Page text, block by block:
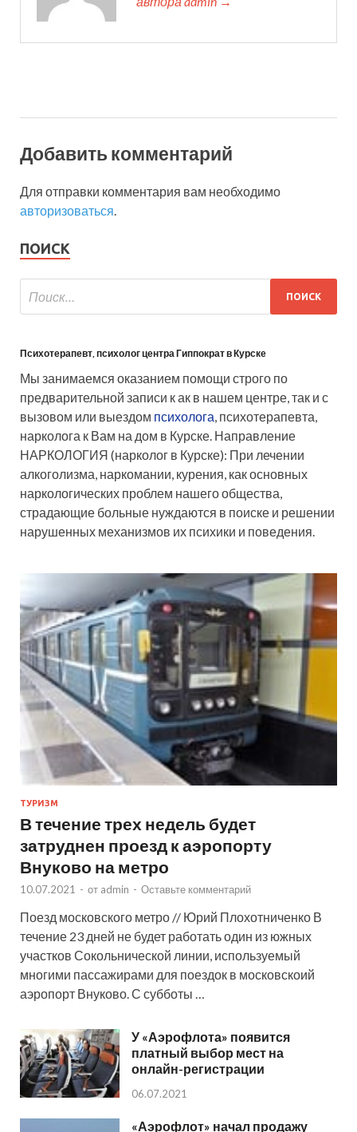
Добавить комментарий
Для отправки комментария вам необходимо
авторизоваться.
ПОИСК
Психотерапевт, психолог центра Гиппократ в Курске
Мы занимаемся оказанием помощи строго по
предварительной записи к ак в нашем центре, так и с
вызовом или выездом психолога, психотерапевта,
нарколога к Вам на дом в Курске. Направление
НАРКОЛОГИЯ (нарколог в Курске): При лечении
алкоголизма, наркомании, курения, как основных
наркологических проблем нашего общества,
страдающие больные нуждаются в поиске и решении
нарушенных механизмов их психики и поведения.
ТУРИЗМ
В течение трех недель будет
затруднен проезд к аэропорту
Внуково на метро
10.07.2021 - от admin - Оставьте комментарий
Поезд московского метро // Юрий Плохотниченко В
течение 23 дней не будет работать один из южных
участков Сокольнической линии, используемый
многими пассажирами для поездок в московскоий
аэропорт Внуково. С субботы …
У «Аэрофлота» появится
платный выбор мест на
онлайн-регистрации
06.07.2021
«Аэрофлот» начал продажу